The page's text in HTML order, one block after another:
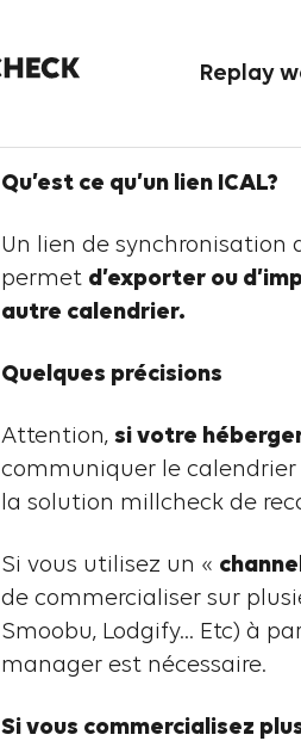
Replay
Qu’est ce qu’un lien ICAL?
Un lien de synchronisation
permet d’exporter ou
autre calendrier.
Quelques précisions
Attention, si votre
communiquer le calendrier
la solution millcheck de
Si vous utilisez un «
de commercialiser sur
Smoobu, Lodgify… Etc) à
manager est nécessaire.
Si vous commercialisez